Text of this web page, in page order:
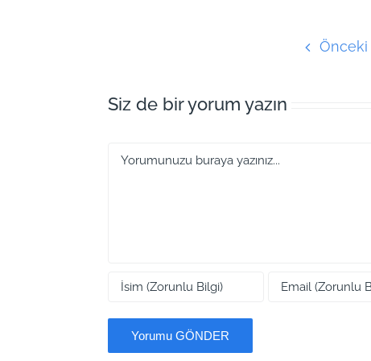
Önceki
Siz de bir yorum yazın